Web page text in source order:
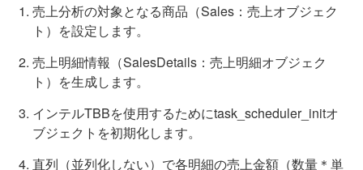
売上分析の対象となる商品（Sales：売上オブジェク
ト）を設定します。
売上明細情報（SalesDetails：売上明細オブジェク
ト）を生成します。
インテルTBBを使用するためにtask_scheduler_initオ
ブジェクトを初期化します。
直列（並列化しない）で各明細の売上金額（数量＊単